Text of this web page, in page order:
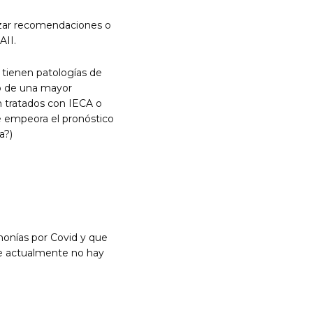
recomendaciones o
patologías de
de una mayor
tratados con IECA o
el pronóstico
por Covid y que
actualmente no hay